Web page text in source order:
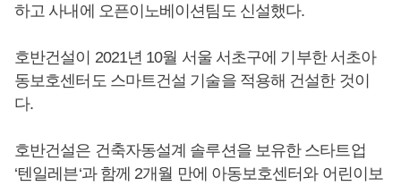
하고 사내에 오픈이노베이션팀도 신설했다.
호반건설이 2021년 10월 서울 서초구에 기부한 서초아
동보호센터도 스마트건설 기술을 적용해 건설한 것이
다.
호반건설은 건축자동설계 솔루션을 보유한 스타트업
‘텐일레븐‘과 함께 2개월 만에 아동보호센터와 어린이보